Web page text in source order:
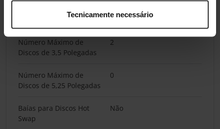
Tecnicamente necessário
Discos de 2,5 Polegadas
Número Máximo de
Discos de 3,5 Polegadas
2
Número Máximo de
Discos de 5,25 Polegadas
0
Baías para Discos Hot
Swap
Não